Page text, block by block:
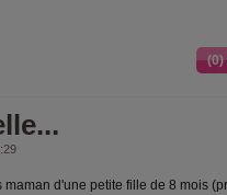
maman d'une petite fille de 8 mois